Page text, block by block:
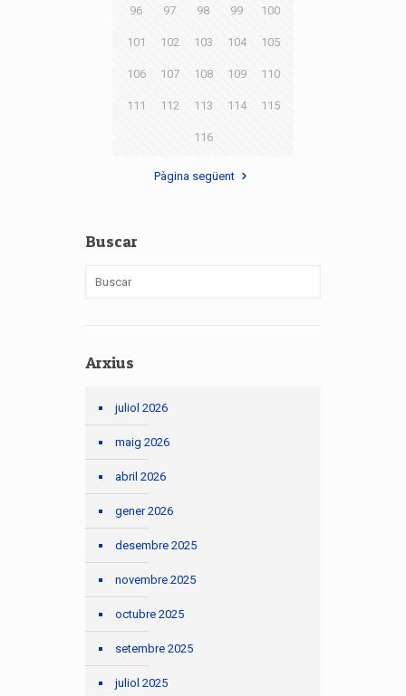
96 97 98 99 100
101 102 103 104 105
106 107 108 109 110
111 112 113 114 115
116
Pàgina següent
Buscar
Arxius
juliol 2026
maig 2026
abril 2026
gener 2026
desembre 2025
novembre 2025
octubre 2025
setembre 2025
juliol 2025